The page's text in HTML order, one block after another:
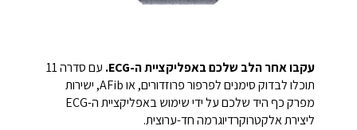
עקבו אחר הלב שלכם באפליקציית ה-ECG.
עם סדרה 11
תוכלו לבדוק סימנים לפרפור פרוזדורים, או AFib, ישירות
מפרק כף היד שלכם על ידי שימוש באפליקציית ה-ECG
ליצירת אלקטרוקרדיוגרמה חד-ערוצית.